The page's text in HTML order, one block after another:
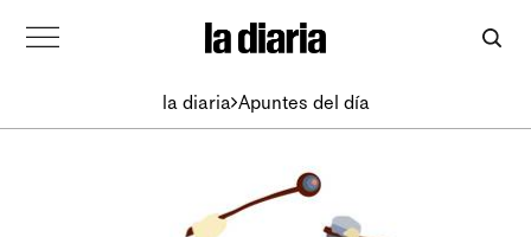
la diaria Apuntes del día